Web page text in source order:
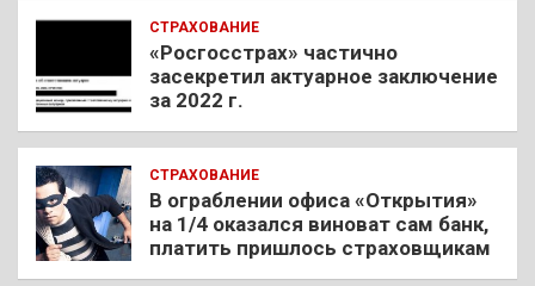
СТРАХОВАНИЕ
«Росгосстрах» частично
засекретил актуарное заключение
за 2022 г.
СТРАХОВАНИЕ
В ограблении офиса «Открытия»
на 1/4 оказался виноват сам банк,
платить пришлось страховщикам